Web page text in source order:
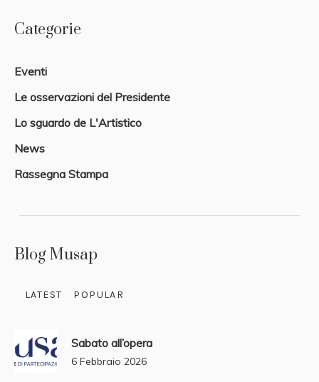
Categorie
Eventi
Le osservazioni del Presidente
Lo sguardo de L'Artistico
News
Rassegna Stampa
Blog Musap
LATEST POPULAR
Sabato all’opera
6 Febbraio 2026